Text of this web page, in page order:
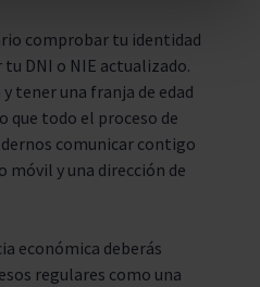
comprobar tu identidad
DNI o NIE actualizado.
tener una franja de edad
que todo el proceso de
comunicar contigo
y una dirección de
económica deberás
regulares como una